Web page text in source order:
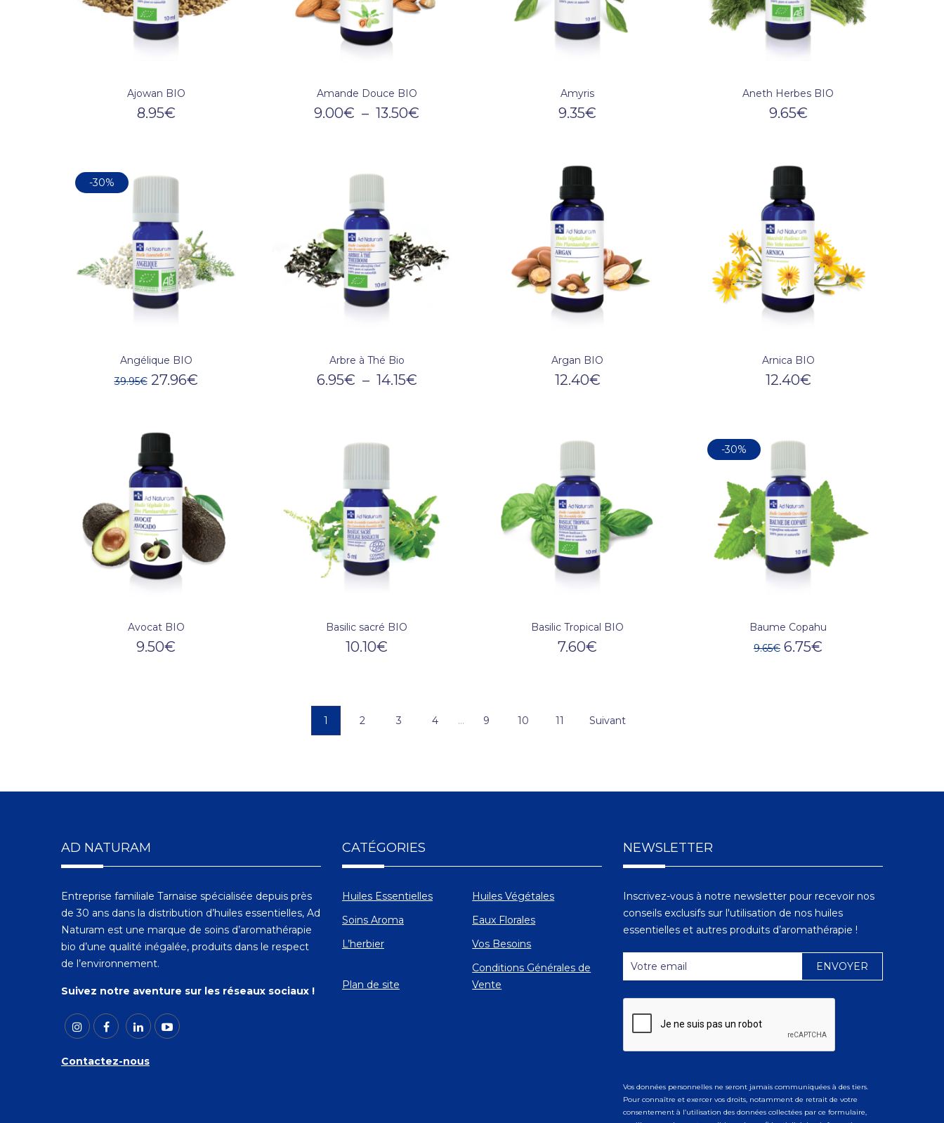
Ajowan BIO
8.95€
Amande Douce BIO
9.00€ – 13.50€
Amyris
9.35€
Aneth Herbes BIO
9.65€
-30%
Angélique BIO
39.95€ 27.96€
Arbre à Thé Bio
6.95€ – 14.15€
Argan BIO
12.40€
Arnica BIO
12.40€
Avocat BIO
9.50€
Basilic sacré BIO
10.10€
Basilic Tropical BIO
7.60€
-30%
Baume Copahu
9.65€ 6.75€
1 2 3 4 … 9 10 11 Suivant
AD NATURAM
Entreprise familiale Tarnaise spécialisée depuis près
de 30 ans dans la distribution d’huiles essentielles, Ad
Naturam est une marque de soins d’aromathérapie
bio d’une qualité inégalée, produits dans le respect
de l’environnement.
Suivez notre aventure sur les réseaux sociaux !
Contactez-nous
CATÉGORIES
Huiles Essentielles
Huiles Végétales
Soins Aroma
Eaux Florales
L’herbier
Vos Besoins
Plan de site
Conditions Générales de
Vente
NEWSLETTER
Inscrivez-vous à notre newsletter pour recevoir nos
conseils exclusifs sur l'utilisation de nos huiles
essentielles et autres produits d’aromathérapie !
Vos données personnelles ne seront jamais communiquées à des tiers.
Pour connaître et exercer vos droits, notamment de retrait de votre
consentement à l’utilisation des données collectées par ce formulaire,